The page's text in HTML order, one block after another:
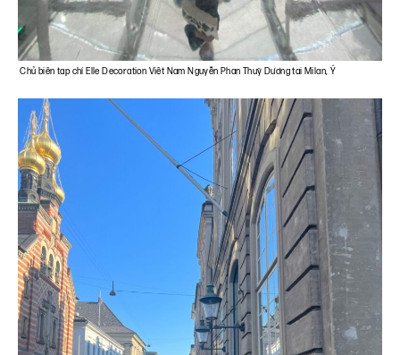
Chủ biên tạp chí Elle Decoration Việt Nam Nguyễn Phan Thuỳ Dương tại Milan, Ý